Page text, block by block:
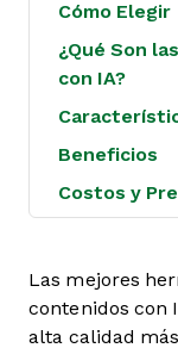
Cómo Elegir
¿Qué Son
con IA?
Beneficios
Costos y
Las mejores
contenidos con
alta calidad